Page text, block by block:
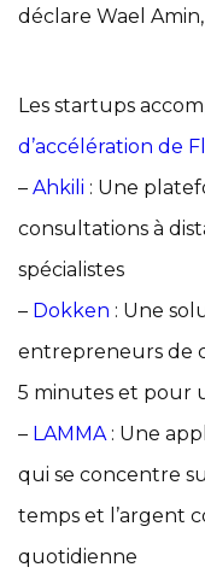
déclare Wael
Les startups
d’accélération de
– Ahkili : Une
consultations à
spécialistes
– Dokken : Une
entrepreneurs de
5 minutes et pour
– LAMMA: Une
qui se concentre
temps et l’argent
quotidienne